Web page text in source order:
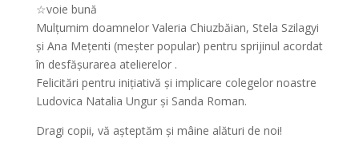
☆voie bună
Mulțumim doamnelor Valeria Chiuzbăian, Stela Szilagyi
și Ana Mețenti (meșter popular) pentru sprijinul acordat
în desfășurarea atelierelor .
Felicitări pentru inițiativă și implicare colegelor noastre
Ludovica Natalia Ungur și Sanda Roman.
Dragi copii, vă așteptăm și mâine alături de noi!